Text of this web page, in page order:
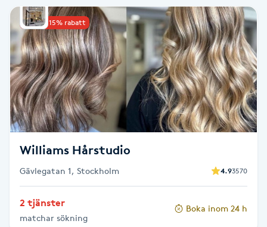
Bottenfärg
Brynformning
Brynfärgning
Brynplockning
Celluliter
Coachning
Upp till 15% rabatt
Williams Hårstudio
Gävlegatan 1, Stockholm 4.93570
2 tjänster
matchar sökning
Boka inom 24 h